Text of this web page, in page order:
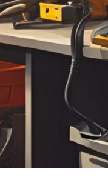
خورده “محافظت شیمیایی”